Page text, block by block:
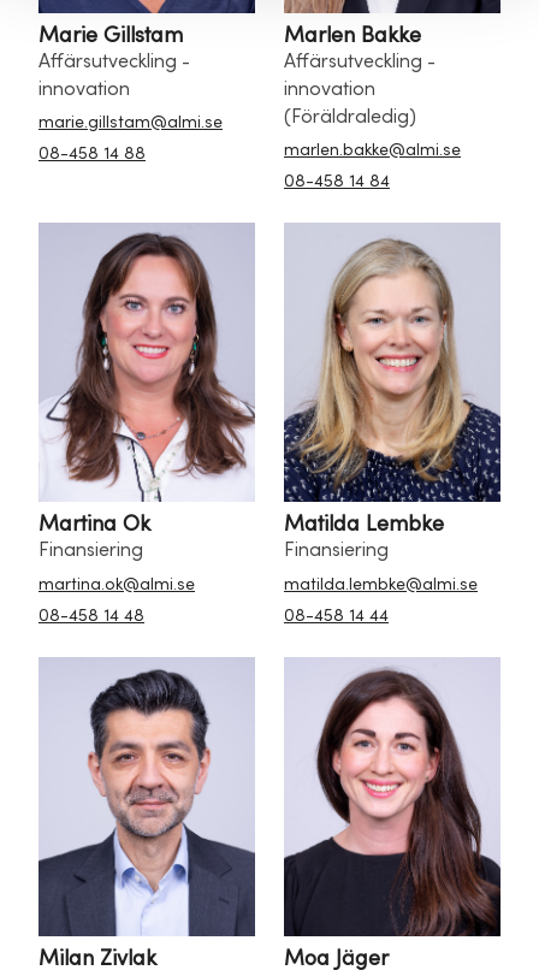
Marie Gillstam
Affärsutveckling -
innovation
marie.gillstam@almi.se
08-458 14 88
Marlen Bakke
Affärsutveckling -
innovation
(Föräldraledig)
marlen.bakke@almi.se
08-458 14 84
Martina Ok
Finansiering
martina.ok@almi.se
08-458 14 48
Matilda Lembke
Finansiering
matilda.lembke@almi.se
08-458 14 44
Milan Zivlak Moa Jäger